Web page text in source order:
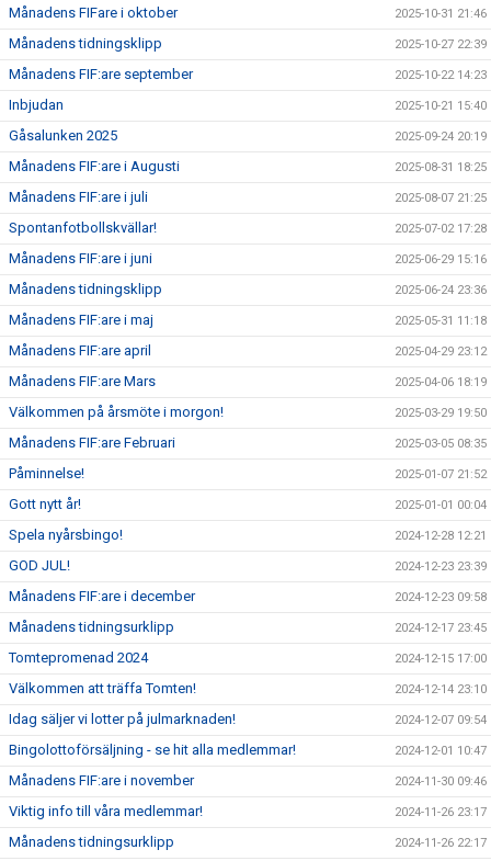
Månadens FIFare i oktober 2025-10-31 21:46
Månadens tidningsklipp 2025-10-27 22:39
Månadens FIF:are september 2025-10-22 14:23
Inbjudan 2025-10-21 15:40
Gåsalunken 2025 2025-09-24 20:19
Månadens FIF:are i Augusti 2025-08-31 18:25
Månadens FIF:are i juli 2025-08-07 21:25
Spontanfotbollskvällar! 2025-07-02 17:28
Månadens FIF:are i juni 2025-06-29 15:16
Månadens tidningsklipp 2025-06-24 23:36
Månadens FIF:are i maj 2025-05-31 11:18
Månadens FIF:are april 2025-04-29 23:12
Månadens FIF:are Mars 2025-04-06 18:19
Välkommen på årsmöte i morgon! 2025-03-29 19:50
Månadens FIF:are Februari 2025-03-05 08:35
Påminnelse! 2025-01-07 21:52
Gott nytt år! 2025-01-01 00:04
Spela nyårsbingo! 2024-12-28 12:21
GOD JUL! 2024-12-23 23:39
Månadens FIF:are i december 2024-12-23 09:58
Månadens tidningsurklipp 2024-12-17 23:45
Tomtepromenad 2024 2024-12-15 17:00
Välkommen att träffa Tomten! 2024-12-14 23:10
Idag säljer vi lotter på julmarknaden! 2024-12-07 09:54
Bingolottoförsäljning - se hit alla medlemmar! 2024-12-01 10:47
Månadens FIF:are i november 2024-11-30 09:46
Viktig info till våra medlemmar! 2024-11-26 23:17
Månadens tidningsurklipp 2024-11-26 22:17